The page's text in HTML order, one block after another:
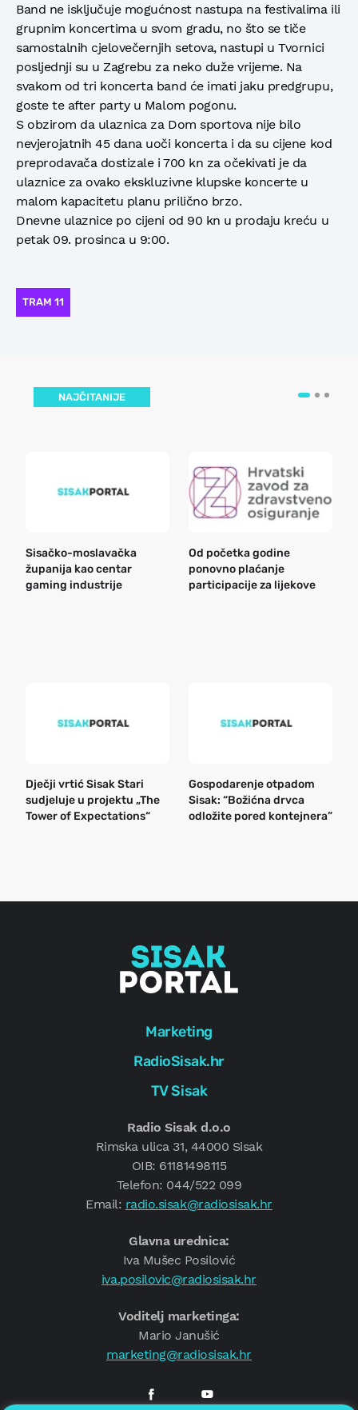
Band ne isključuje mogućnost nastupa na festivalima ili
grupnim koncertima u svom gradu, no što se tiče
samostalnih cjelovečernjih setova, nastupi u Tvornici
posljednji su u Zagrebu za neko duže vrijeme. Na
svakom od tri koncerta band će imati jaku predgrupu,
goste te after party u Malom pogonu.
S obzirom da ulaznica za Dom sportova nije bilo
nevjerojatnih 45 dana uoči koncerta i da su cijene kod
preprodavača dostizale i 700 kn za očekivati je da
ulaznice za ovako ekskluzivne klupske koncerte u
malom kapacitetu planu prilično brzo.
Dnevne ulaznice po cijeni od 90 kn u prodaju kreću u
petak 09. prosinca u 9:00.
TRAM 11
NAJČITANIJE
Sisačko-moslavačka
županija kao centar
gaming industrije
Od početka godine
ponovno plaćanje
participacije za lijekove
Dječji vrtić Sisak Stari
sudjeluje u projektu „The
Tower of Expectations“
Gospodarenje otpadom
Sisak: “Božićna drvca
odložite pored kontejnera”
Marketing
RadioSisak.hr
TV Sisak
Radio Sisak d.o.o
Rimska ulica 31, 44000 Sisak
OIB: 61181498115
Telefon: 044/522 099
Email: radio.sisak@radiosisak.hr
Glavna urednica:
Iva Mušec Posilović
iva.posilovic@radiosisak.hr
Voditelj marketinga:
Mario Janušić
marketing@radiosisak.hr